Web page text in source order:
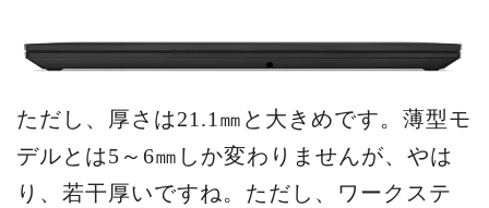
ただし、厚さは21.1㎜と大きめです。薄型モ
デルとは5～6㎜しか変わりませんが、やは
り、若干厚いですね。ただし、ワークステ